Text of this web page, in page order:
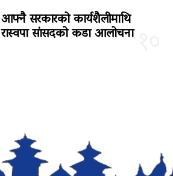
आफ्नै सरकारको कार्यशैलीमाथि
रास्वपा सांसदको कडा आलोचना